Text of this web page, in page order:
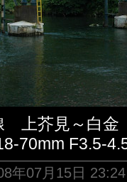
上芥見～白金
70mm F3.5-
年07月15日